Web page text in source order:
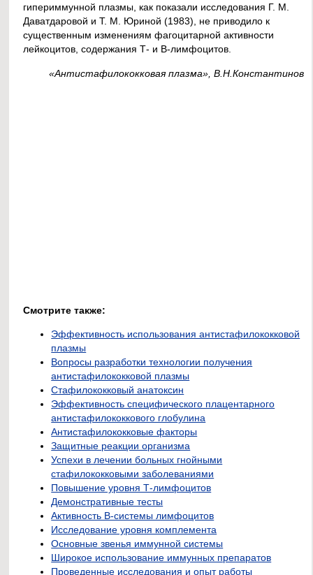
гипериммунной плазмы, как показали исследования Г. М.
Даватдаровой и Т. М. Юриной (1983), не приводило к
существенным изменениям фагоцитарной активности
лейкоцитов, содержания Т- и В-лимфоцитов.
«Антистафилококковая плазма», В.Н.Константинов
Смотрите также:
Эффективность использования антистафилококковой
плазмы
Вопросы разработки технологии получения
антистафилококковой плазмы
Стафилококковый анатоксин
Эффективность специфического плацентарного
антистафилококкового глобулина
Антистафилококковые факторы
Защитные реакции организма
Успехи в лечении больных гнойными
стафилококковыми заболеваниями
Повышение уровня Т-лимфоцитов
Демонстративные тесты
Активность В-системы лимфоцитов
Исследование уровня комплемента
Основные звенья иммунной системы
Широкое использование иммунных препаратов
Проведенные исследования и опыт работы